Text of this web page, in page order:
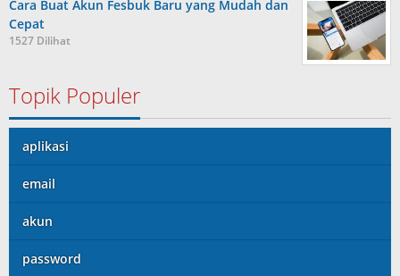
Cara Buat Akun Fesbuk Baru yang Mudah dan
Cepat
1527 Dilihat
Topik Populer
aplikasi
email
akun
password